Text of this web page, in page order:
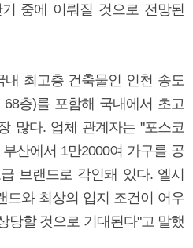
중에 이뤄질 것으로 전망된
최고층 건축물인 인천 송도
층)를 포함해 국내에서 초고
많다. 업체 관계자는 "포스코
산에서 1만2000여 가구를 공
브랜드로 각인돼 있다. 엘시
드와 최상의 입지 조건이 어우
당할 것으로 기대된다"고 말했